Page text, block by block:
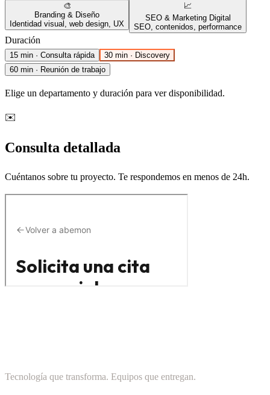
🎨
Branding & Diseño
Identidad visual, web design, UX
📈
SEO & Marketing Digital
SEO, contenidos, performance
Duración
15 min · Consulta rápida
30 min · Discovery
60 min · Reunión de trabajo
Elige un departamento y duración para ver disponibilidad.
✉️
Consulta detallada
Cuéntanos sobre tu proyecto. Te respondemos en menos de 24h.
Tecnología que transforma. Equipos que entregan.